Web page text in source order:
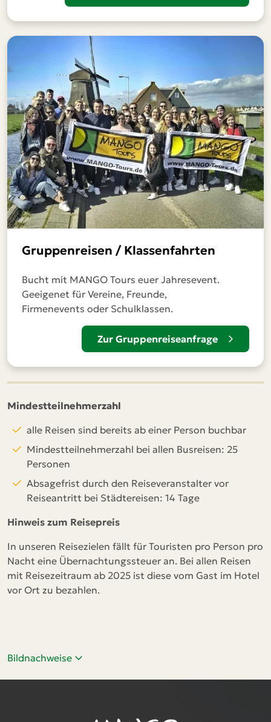
Gruppenreisen / Klassenfahrten
Bucht mit MANGO Tours euer Jahresevent.
Geeigenet für Vereine, Freunde,
Firmenevents oder Schulklassen.
Zur Gruppenreiseanfrage
Mindestteilnehmerzahl
alle Reisen sind bereits ab einer Person buchbar
Mindestteilnehmerzahl bei allen Busreisen: 25
Personen
Absagefrist durch den Reiseveranstalter vor
Reiseantritt bei Städtereisen: 14 Tage
Hinweis zum Reisepreis
In unseren Reisezielen fällt für Touristen pro Person pro
Nacht eine Übernachtungssteuer an. Bei allen Reisen
mit Reisezeitraum ab 2025 ist diese vom Gast im Hotel
vor Ort zu bezahlen.
Bildnachweise